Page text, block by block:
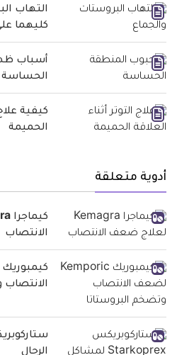
التهاب
كليهما
أسباب
الحساسة
كيفية
الحميمة
أدوية متعلقة
الانتصاب
الانتصاب
الرجال